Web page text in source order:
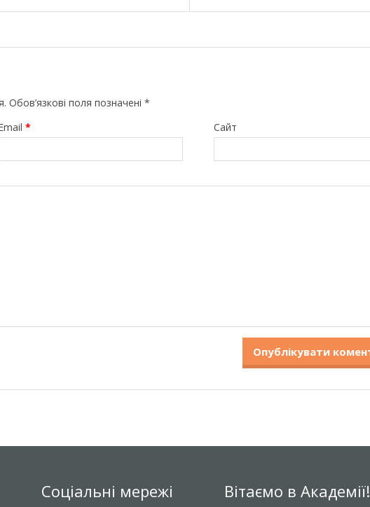
Обов’язкові поля позначені *
* Сайт
Соціальні мережі Вітаємо в Академії!